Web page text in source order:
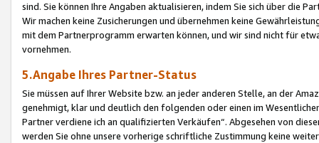
sind. Sie können Ihre Angaben aktualisieren, indem Sie sich über die
Wir machen keine Zusicherungen und übernehmen keine
mit dem Partnerprogramm erwarten können, und wir sind nicht für
vornehmen.
5.Angabe Ihres Partner-Status
Sie müssen auf Ihrer Website bzw. an jeder anderen Stelle, an der
genehmigt, klar und deutlich den folgenden oder einen im
Partner verdiene ich an qualifizierten Verkäufen“. Abgesehen von
werden Sie ohne unsere vorherige schriftliche Zustimmung keine